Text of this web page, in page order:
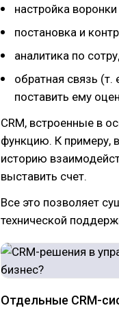
настройка
постановка и
аналитика по
обратная связь
поставить ему
CRM, встроенные в
функцию. К примеру,
историю
выставить счет.
Все это позволяет
технической
Отдельные CRM-